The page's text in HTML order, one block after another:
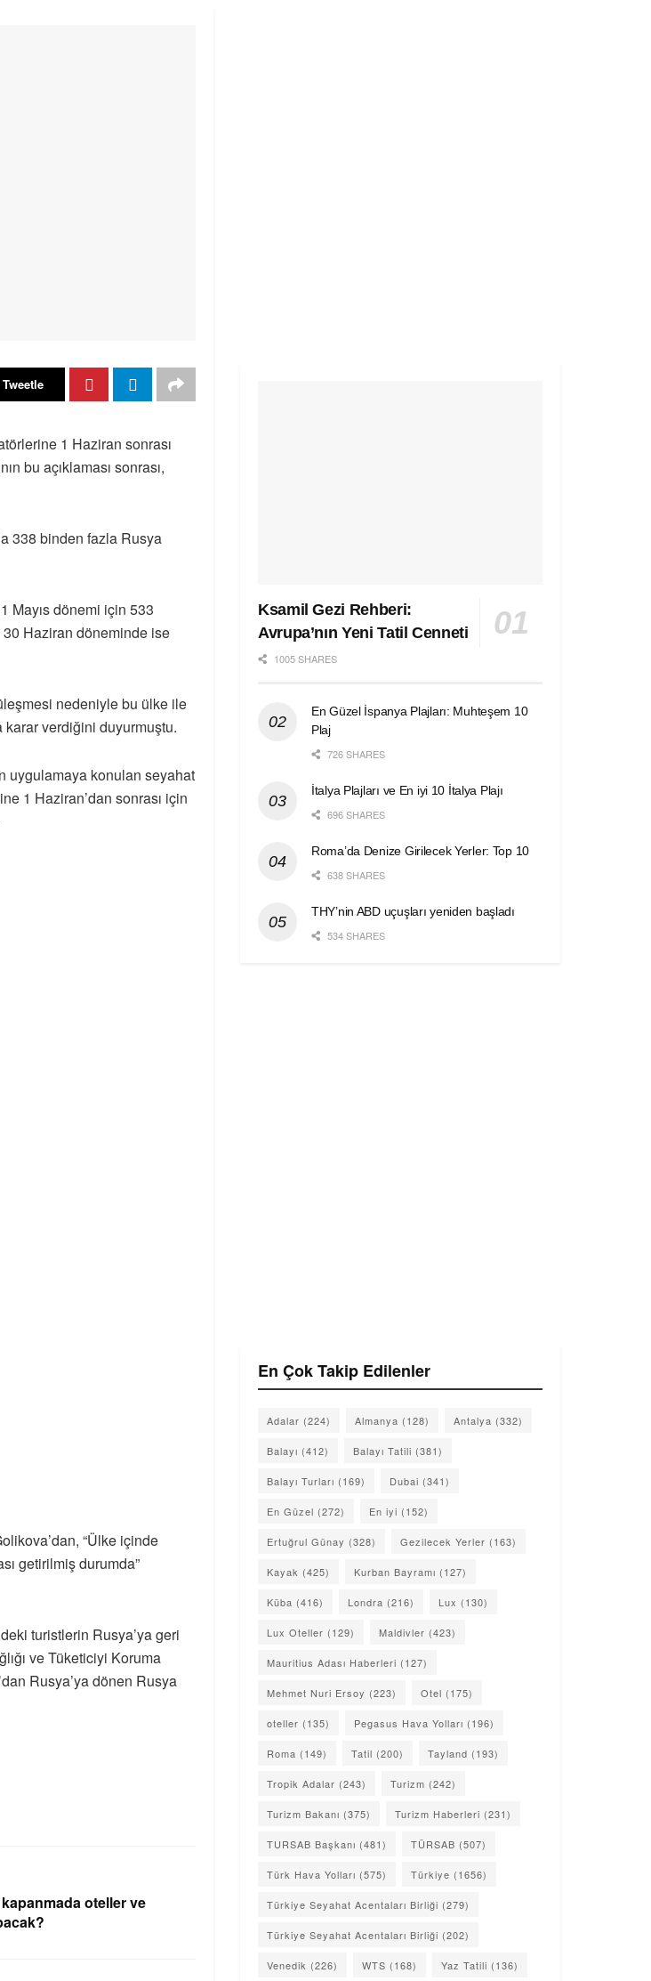
Tweetle
1 Haziran sonrası
bu açıklaması sonrası,
338 binden fazla Rusya
Mayıs dönemi için 533
30 Haziran döneminde ise
nedeniyle bu ülke ile
karar verdiğini duyurmuştu.
uygulamaya konulan seyahat
1 Haziran’dan sonrası için
“Ülke içinde
getirilmiş durumda”
turistlerin Rusya’ya geri
ve Tüketiciyi Koruma
Rusya’ya dönen Rusya
oteller ve
Ksamil Gezi Rehberi:
Avrupa’nın Yeni Tatil Cenneti
1005 SHARES
En Güzel İspanya Plajları: Muhteşem 10
Plaj
726 SHARES
İtalya Plajları ve En iyi 10 İtalya Plajı
696 SHARES
Roma’da Denize Girilecek Yerler: Top 10
638 SHARES
THY’nin ABD uçuşları yeniden başladı
534 SHARES
En Çok Takip Edilenler
Adalar (224) Almanya (128) Antalya (332)
Balayı (412) Balayı Tatili (381)
Balayı Turları (169) Dubai (341)
En Güzel (272) En iyi (152)
Ertuğrul Günay (328) Gezilecek Yerler (163)
Kayak (425) Kurban Bayramı (127)
Küba (416) Londra (216) Lux (130)
Lux Oteller (129) Maldivler (423)
Mauritius Adası Haberleri (127)
Mehmet Nuri Ersoy (223) Otel (175)
oteller (135) Pegasus Hava Yolları (196)
Roma (149) Tatil (200) Tayland (193)
Tropik Adalar (243) Turizm (242)
Turizm Bakanı (375) Turizm Haberleri (231)
TURSAB Başkanı (481) TÜRSAB (507)
Türk Hava Yolları (575) Türkiye (1656)
Türkiye Seyahat Acentaları Birliği (279)
Türkiye Seyahat Acentaları Birliği (202)
Venedik (226) WTS (168) Yaz Tatili (136)